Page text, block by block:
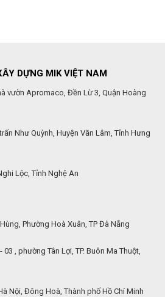
DỰNG MIK VIỆT NAM
vườn Apromaco, Đền Lừ 3, Quận Hoàng
Như Quỳnh, Huyện Văn Lâm, Tỉnh Hưng
Lộc, Tỉnh Nghệ An
Phường Hoà Xuân, TP Đà Nẵng
, phường Tân Lợi, TP. Buôn Ma Thuột,
Nội, Đông Hoà, Thành phố Hồ Chí Minh